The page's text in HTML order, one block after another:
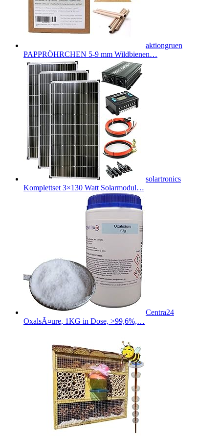
aktiongruen
PAPPRÖHRCHEN 5-9 mm Wildbienen…
solartronics
Komplettset 3×130 Watt Solarmodul…
Centra24
OxalsÃ¤ure, 1KG in Dose, >99,6%,…